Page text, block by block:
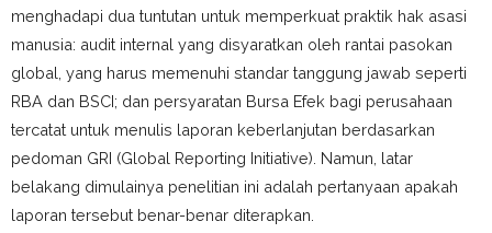
menghadapi dua tuntutan untuk memperkuat praktik hak asasi
manusia: audit internal yang disyaratkan oleh rantai pasokan
global, yang harus memenuhi standar tanggung jawab seperti
RBA dan BSCI; dan persyaratan Bursa Efek bagi perusahaan
tercatat untuk menulis laporan keberlanjutan berdasarkan
pedoman GRI (Global Reporting Initiative). Namun, latar
belakang dimulainya penelitian ini adalah pertanyaan apakah
laporan tersebut benar-benar diterapkan.